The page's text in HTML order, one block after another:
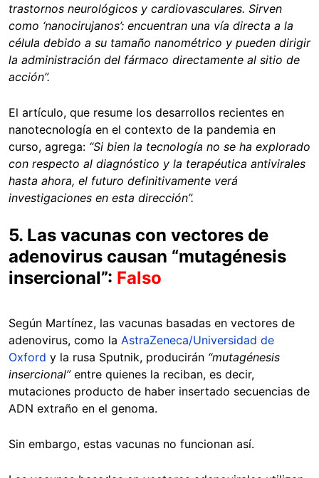
trastornos neurológicos y cardiovasculares. Sirven
como ‘nanocirujanos’: encuentran una vía directa a la
célula debido a su tamaño nanométrico y pueden dirigir
la administración del fármaco directamente al sitio de
acción”.
El artículo, que resume los desarrollos recientes en
nanotecnología en el contexto de la pandemia en
curso, agrega: “Si bien la tecnología no se ha explorado
con respecto al diagnóstico y la terapéutica antivirales
hasta ahora, el futuro definitivamente verá
investigaciones en esta dirección”.
5. Las vacunas con vectores de
adenovirus causan “mutagénesis
insercional”: Falso
Según Martínez, las vacunas basadas en vectores de
adenovirus, como la AstraZeneca/Universidad de
Oxford y la rusa Sputnik, producirán “mutagénesis
insercional” entre quienes la reciban, es decir,
mutaciones producto de haber insertado secuencias de
ADN extraño en el genoma.
Sin embargo, estas vacunas no funcionan así.